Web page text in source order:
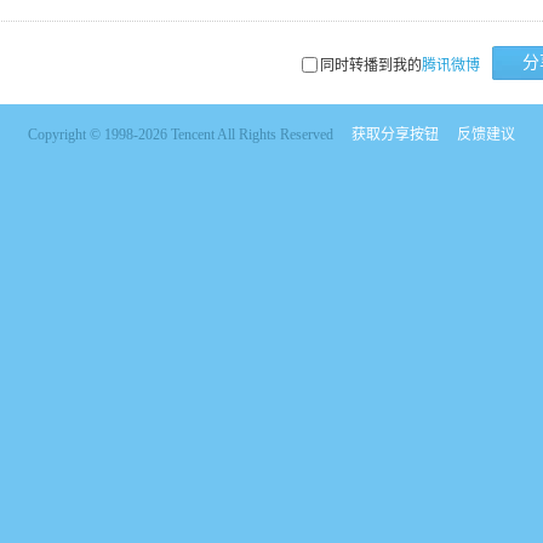
同时转播到我的腾讯微博 分
Copyright © 1998-2026 Tencent All Rights Reserved 获取分享按钮 反馈建议